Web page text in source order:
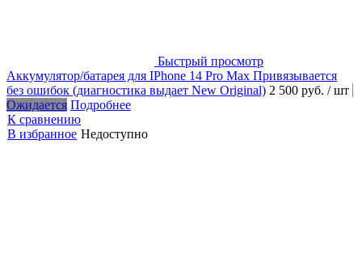
Быстрый просмотр
Аккумулятор/батарея для IPhone 14 Pro Max Привязывается
без ошибок (диагностика выдает New Original) 2 500 руб. / шт
Ожидается Подробнее
К сравнению
В избранное Недоступно